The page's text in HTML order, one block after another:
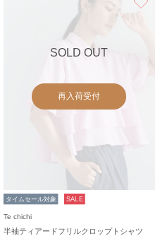
SOLD OUT
再入荷受付
タイムセール対象 SALE
Te chichi
半袖ティアードフリルクロップトシャツ